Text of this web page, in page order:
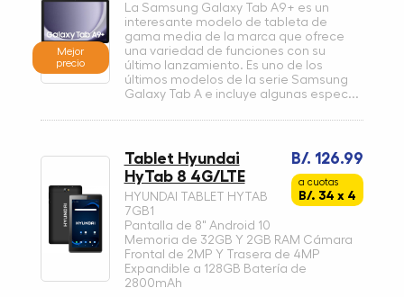
Mejor
precio
La Samsung Galaxy Tab A9+ es un
interesante modelo de tableta de
gama media de la marca que ofrece
una variedad de funciones con su
último lanzamiento. Es uno de los
últimos modelos de la serie Samsung
Galaxy Tab A e incluye algunas espec...
B/. 126.99
a cuotas
B/. 34 x 4
Tablet Hyundai
HyTab 8 4G/LTE
HYUNDAI TABLET HYTAB
7GB1
Pantalla de 8" Android 10
Memoria de 32GB Y 2GB RAM Cámara
Frontal de 2MP Y Trasera de 4MP
Expandible a 128GB Batería de
2800mAh